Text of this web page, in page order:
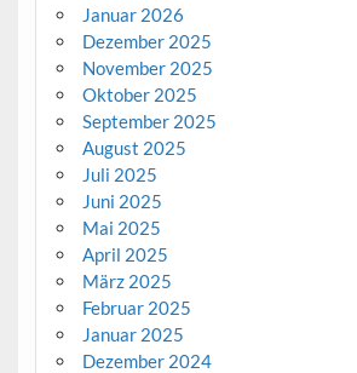
Januar 2026
Dezember 2025
November 2025
Oktober 2025
September 2025
August 2025
Juli 2025
Juni 2025
Mai 2025
April 2025
März 2025
Februar 2025
Januar 2025
Dezember 2024